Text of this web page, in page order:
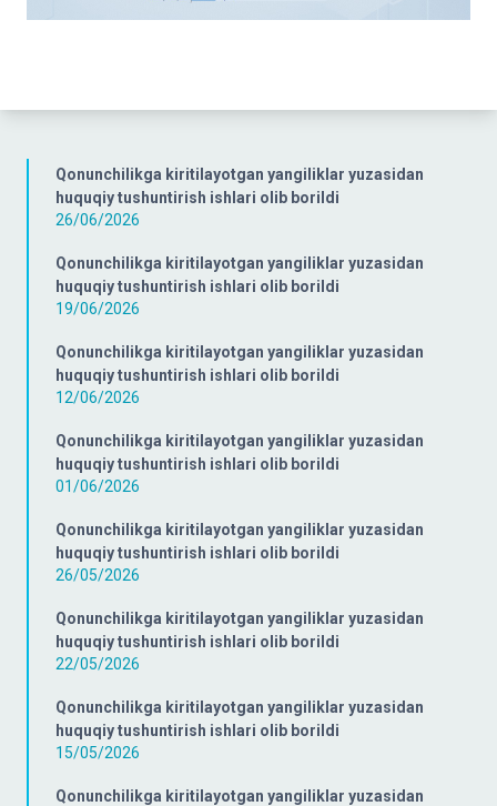
Qonunchilikga kiritilayotgan yangiliklar yuzasidan
huquqiy tushuntirish ishlari olib borildi
26/06/2026
Qonunchilikga kiritilayotgan yangiliklar yuzasidan
huquqiy tushuntirish ishlari olib borildi
19/06/2026
Qonunchilikga kiritilayotgan yangiliklar yuzasidan
huquqiy tushuntirish ishlari olib borildi
12/06/2026
Qonunchilikga kiritilayotgan yangiliklar yuzasidan
huquqiy tushuntirish ishlari olib borildi
01/06/2026
Qonunchilikga kiritilayotgan yangiliklar yuzasidan
huquqiy tushuntirish ishlari olib borildi
26/05/2026
Qonunchilikga kiritilayotgan yangiliklar yuzasidan
huquqiy tushuntirish ishlari olib borildi
22/05/2026
Qonunchilikga kiritilayotgan yangiliklar yuzasidan
huquqiy tushuntirish ishlari olib borildi
15/05/2026
Qonunchilikga kiritilayotgan yangiliklar yuzasidan